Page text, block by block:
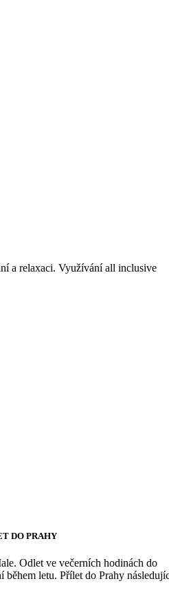
a relaxaci. Využívání all inclusive
DO PRAHY
Odlet ve večerních hodinách do
během letu. Přílet do Prahy